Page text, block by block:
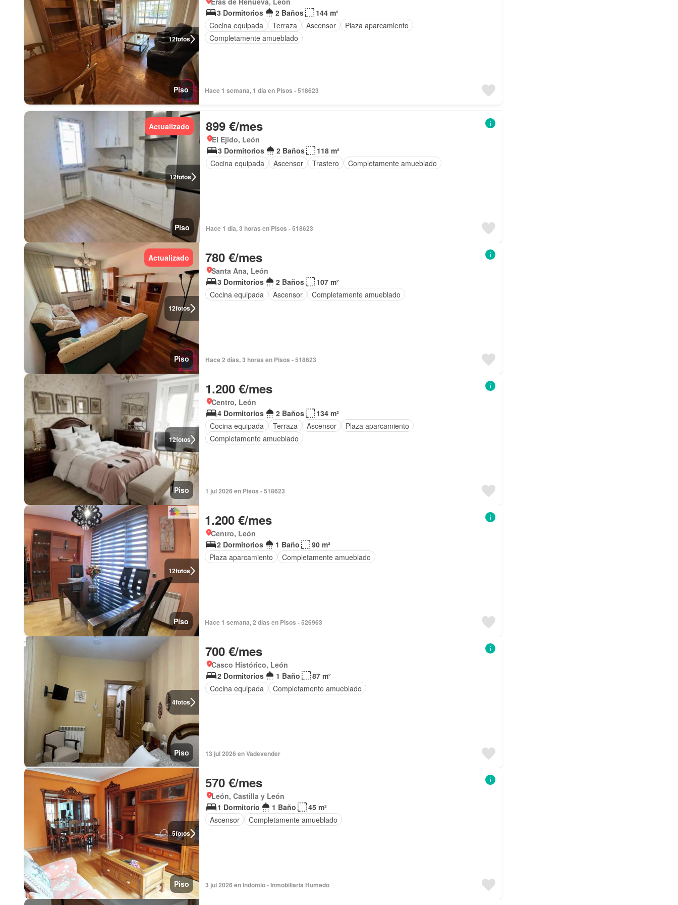
12fotos
Piso
3 Dormitorios
2 Baños
144 m²
Cocina equipada
Terraza Ascensor
Plaza aparcamiento
Completamente amueblado
Hace 1 semana, 1 día en Pisos - 518623
12fotos
Actualizado
Piso
899 €/mes
El Ejido, León
3 Dormitorios
2 Baños
118 m²
Cocina equipada
Ascensor Trastero Completamente amueblado
Hace 1 día, 3 horas en Pisos - 518623
12fotos
Actualizado
Piso
780 €/mes
Santa Ana, León
3 Dormitorios
2 Baños
107 m²
Cocina equipada
Ascensor Completamente amueblado
Hace 2 días, 3 horas en Pisos - 518623
12fotos
Piso
1.200 €/mes
Centro, León
4 Dormitorios
2 Baños
134 m²
Cocina equipada
Terraza Ascensor
Plaza aparcamiento
Completamente amueblado
1 jul 2026 en Pisos - 518623
12fotos
Piso
1.200 €/mes
Centro, León
2 Dormitorios
1 Baño
90 m²
Plaza aparcamiento
Completamente amueblado
Hace 1 semana, 2 días en Pisos - 526963
4fotos
Piso
700 €/mes
Casco Histórico, León
2 Dormitorios
1 Baño
87 m²
Cocina equipada
Completamente amueblado
13 jul 2026 en Vadevender
5fotos
Piso
570 €/mes
León, Castilla y León
1 Dormitorio
1 Baño
45 m²
Ascensor
Completamente amueblado
3 jul 2026 en Indomio - Inmobiliaria Humedo